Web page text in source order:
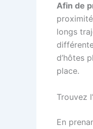
Afin de
longs
d’hôtes
place.
Trouvez
En